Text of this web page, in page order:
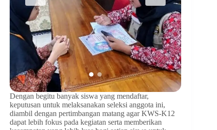
Dengan begitu banyak siswa yang mendaftar,
keputusan untuk melaksanakan seleksi anggota ini,
diambil dengan pertimbangan matang agar KWS-K12
dapat lebih fokus pada kegiatan serta memberikan